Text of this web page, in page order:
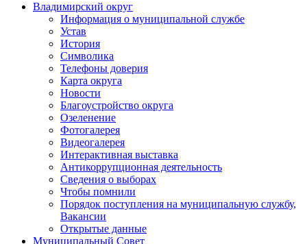
Владимирский округ
Информация о муниципальной службе
Устав
История
Символика
Телефоны доверия
Карта округа
Новости
Благоустройство округа
Озеленение
Фотогалерея
Видеогалерея
Интерактивная выставка
Антикоррупционная деятельность
Сведения о выборах
Чтобы помнили
Порядок поступления на муниципальную службу,
Вакансии
Открытые данные
Муниципальный Совет